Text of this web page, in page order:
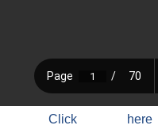
Click